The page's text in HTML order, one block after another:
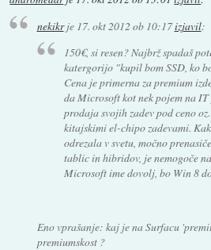
nekikrje 17. okt 2012 ob 10:17izjavil:
150€, si resen? Najbrž spadaš
katergorijo "kupil bom SSD, ko
Cena je primerna za premium
da Microsoft kot nek pojem na
prodaja svojih zadev pod ceno
kitajskimi el-chipo zadevami.
odrezala v svetu, močno
tablic in hibridov, je nemogoče
Microsoft ime dovolj, bo Win 8
Eno vprašanje: kaj je na Surfacu
premiumskost?